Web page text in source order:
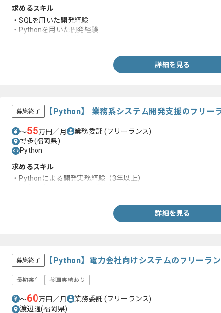
求めるスキル
・SQLを用いた開発経験
・Pythonを用いた開発経験
詳細を見る
募集終了 【Python】 業務系システム開発支援のフリー
〜55万円／月 業務委託(フリーランス)
博多(福岡県)
Python
求めるスキル
・Pythonによる開発実務経験（3年以上）
詳細を見る
募集終了 【Python】電力会社向けシステムのフリーラ
長期案件 参画実績あり
〜60万円／月 業務委託(フリーランス)
渡辺通(福岡県)